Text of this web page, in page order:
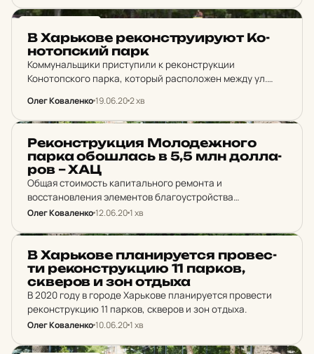
В Харь­ко­ве ре­кон­стру­и­ру­ют Ко­
но­топ­ский парк
Коммунальщики приступили к реконструкции
Конотопского парка, который расположен между ул.
Олег Коваленко19.06.202 хв
Ре­кон­струк­ция Мо­ло­деж­но­го
парка обош­лась в 5,5 млн дол­ла­
ров – ХАЦ
Общая стоимость капитального ремонта и
восстановления элементов благоустройства
Молодежного парка - 148,5 миллиона гривен. Это
млн гривен - создание…
Олег Коваленко12.06.201 хв
В Харь­ко­ве пла­ни­ру­ет­ся про­вес­
ти ре­кон­струк­цию 11 парков,
скве­ров и зон отдыха
В 2020 году в городе Харькове планируется провести
реконструкцию 11 парков, скверов и зон отдыха.
Олег Коваленко10.06.201 хв